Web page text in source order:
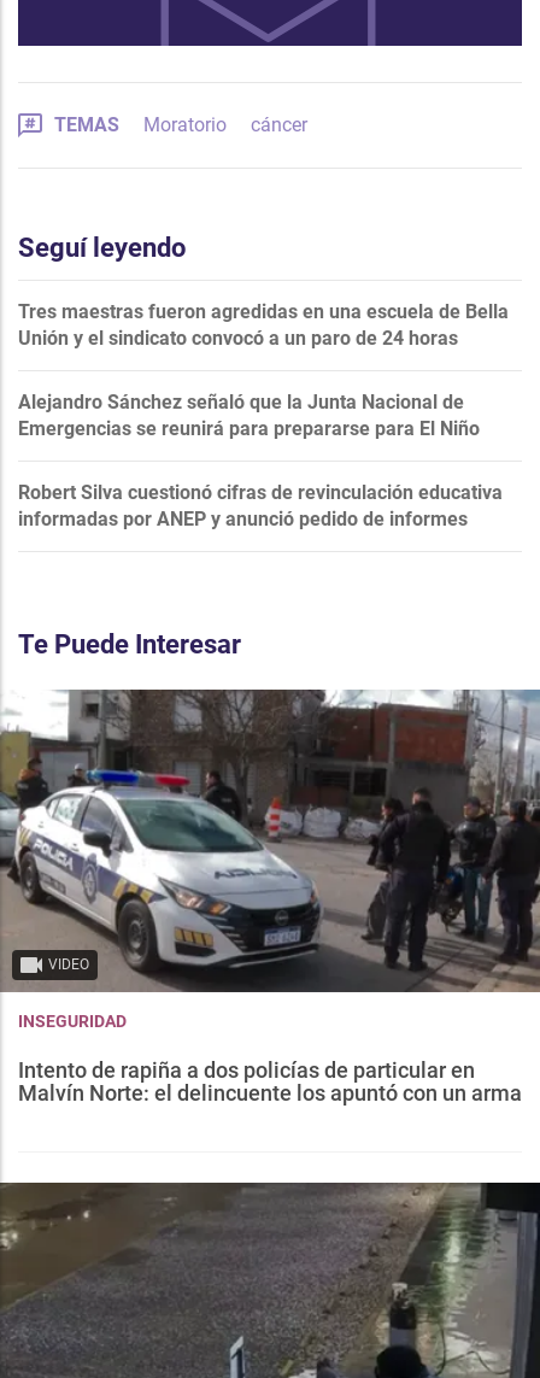
TEMAS Moratorio cáncer
Seguí leyendo
Tres maestras fueron agredidas en una escuela de Bella
Unión y el sindicato convocó a un paro de 24 horas
Alejandro Sánchez señaló que la Junta Nacional de
Emergencias se reunirá para prepararse para El Niño
Robert Silva cuestionó cifras de revinculación educativa
informadas por ANEP y anunció pedido de informes
Te Puede Interesar
VIDEO
INSEGURIDAD
Intento de rapiña a dos policías de particular en
Malvín Norte: el delincuente los apuntó con un arma